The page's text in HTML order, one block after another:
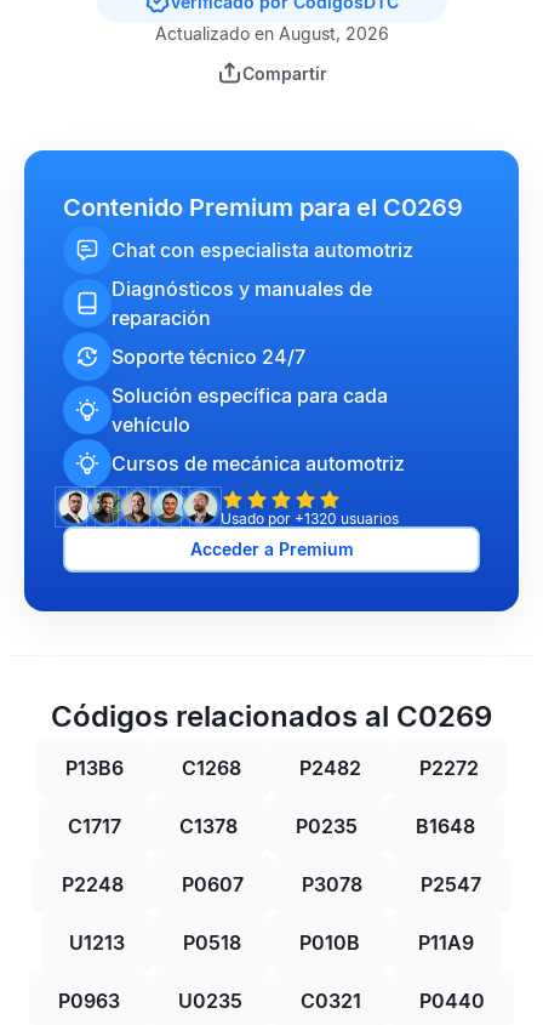
Actualizado en August, 2026
Compartir
Contenido Premium para el C0269
Chat con especialista automotriz
Diagnósticos y manuales de
reparación
Soporte técnico 24/7
Solución específica para cada
vehículo
Cursos de mecánica automotriz
Usado por +1320 usuarios
Acceder a Premium
Códigos relacionados al C0269
P13B6 C1268 P2482 P2272
C1717 C1378 P0235 B1648
P2248 P0607 P3078 P2547
U1213 P0518 P010B P11A9
P0963 U0235 C0321 P0440